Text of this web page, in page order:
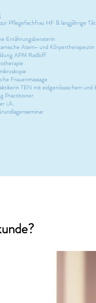
Pflegefachfrau HF & langjährige
Ernährungsberaterin
Atem- und Körpertherapeutin
APM Radloff
Frauenmassage
TEN mit eidgenössischem und
Practitioner
i.A.